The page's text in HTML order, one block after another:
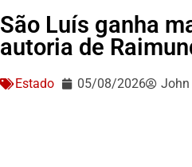
São Luís ganha
autoria de
Estado 05/08/2026 John